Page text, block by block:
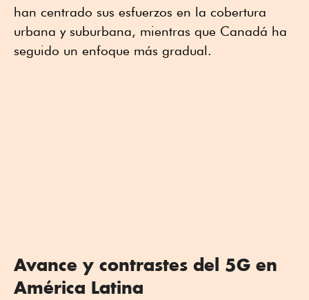
han centrado sus esfuerzos en la cobertura
urbana y suburbana, mientras que Canadá ha
seguido un enfoque más gradual.
Avance y contrastes del 5G en
América Latina